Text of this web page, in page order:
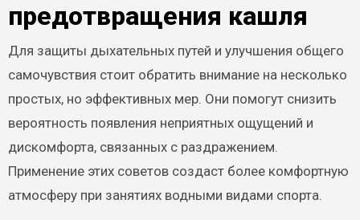
предотвращения кашля
Для защиты дыхательных путей и улучшения общего
самочувствия стоит обратить внимание на несколько
простых, но эффективных мер. Они помогут снизить
вероятность появления неприятных ощущений и
дискомфорта, связанных с раздражением.
Применение этих советов создаст более комфортную
атмосферу при занятиях водными видами спорта.